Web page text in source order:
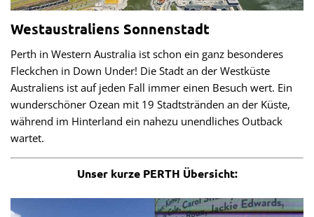
Westaustraliens Sonnenstadt
Perth in Western Australia ist schon ein ganz besonderes
Fleckchen in Down Under! Die Stadt an der Westküste
Australiens ist auf jeden Fall immer einen Besuch wert. Ein
wunderschöner Ozean mit 19 Stadtstränden an der Küste,
während im Hinterland ein nahezu unendliches Outback
wartet.
Unser kurze PERTH Übersicht: